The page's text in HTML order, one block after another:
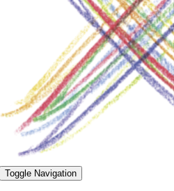
Toggle Navigation